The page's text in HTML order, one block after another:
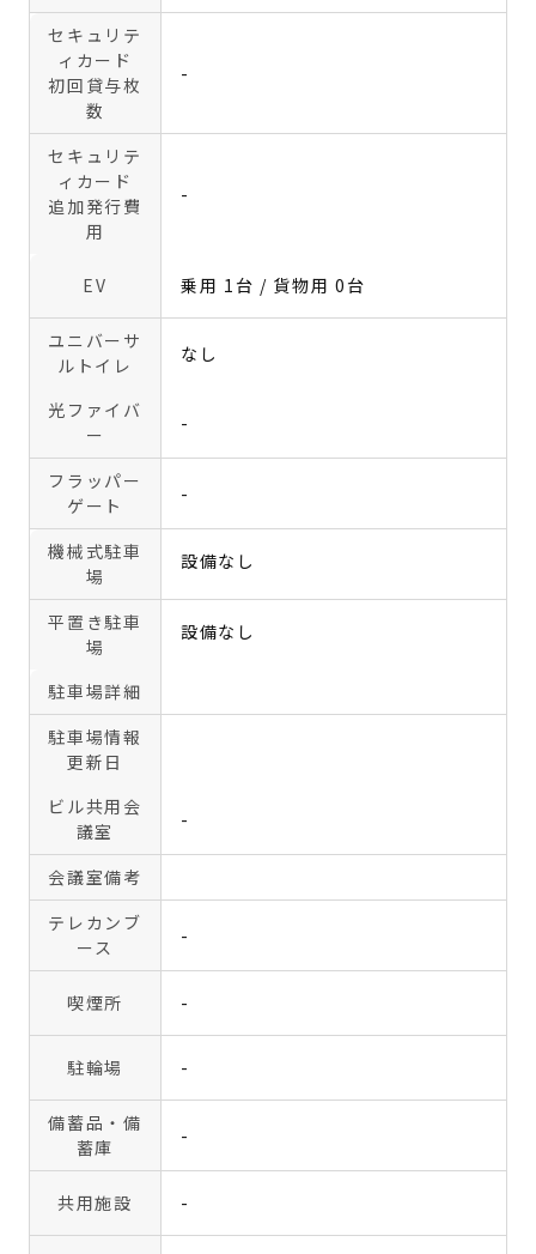
セキュリテ
ィカード
初回貸与枚
数
-
セキュリテ
ィカード
追加発行費
用
-
EV 乗用 1台 / 貨物用 0台
ユニバーサ
ルトイレ
なし
光ファイバ
ー
-
フラッパー
ゲート
-
機械式駐車
場
設備なし
平置き駐車
場
設備なし
駐車場詳細
駐車場情報
更新日
ビル共用会
議室
-
会議室備考
テレカンブ
ース
-
喫煙所 -
駐輪場 -
備蓄品・備
蓄庫
-
共用施設 -